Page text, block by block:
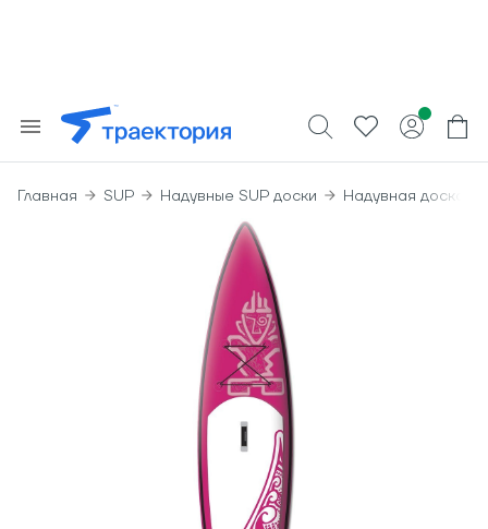
Главная SUP Надувные SUP доски Надувная доска